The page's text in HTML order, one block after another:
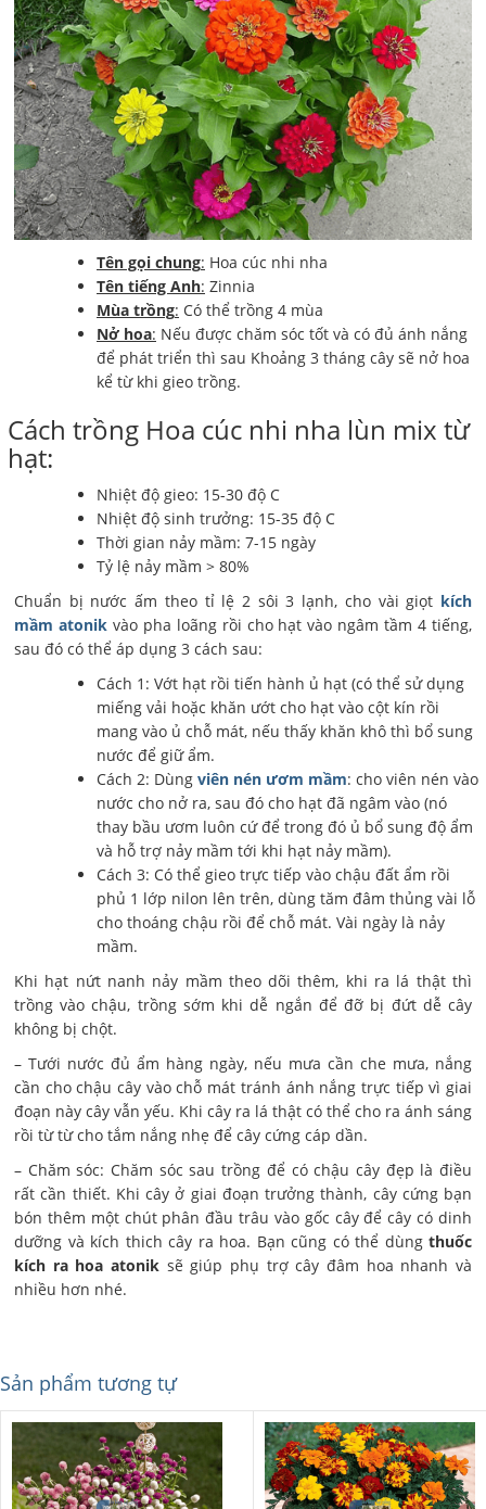
Tên gọi chung: Hoa cúc nhi nha
Tên tiếng Anh: Zinnia
Mùa trồng: Có thể trồng 4 mùa
Nở hoa: Nếu được chăm sóc tốt và có đủ ánh nắng
để phát triển thì sau Khoảng 3 tháng cây sẽ nở hoa
kể từ khi gieo trồng.
Cách trồng Hoa cúc nhi nha lùn mix từ
hạt:
Nhiệt độ gieo: 15-30 độ C
Nhiệt độ sinh trưởng: 15-35 độ C
Thời gian nảy mầm: 7-15 ngày
Tỷ lệ nảy mầm > 80%
Chuẩn bị nước ấm theo tỉ lệ 2 sôi 3 lạnh, cho vài giọt kích
mầm atonikvào pha loãng rồi cho hạt vào ngâm tầm 4 tiếng,
sau đó có thể áp dụng 3 cách sau:
Cách 1: Vớt hạt rồi tiến hành ủ hạt (có thể sử dụng
miếng vải hoặc khăn ướt cho hạt vào cột kín rồi
mang vào ủ chỗ mát, nếu thấy khăn khô thì bổ sung
nước để giữ ẩm.
Cách 2: Dùng viên nén ươm mầm: cho viên nén vào
nước cho nở ra, sau đó cho hạt đã ngâm vào (nó
thay bầu ươm luôn cứ để trong đó ủ bổ sung độ ẩm
và hỗ trợ nảy mầm tới khi hạt nảy mầm).
Cách 3: Có thể gieo trực tiếp vào chậu đất ẩm rồi
phủ 1 lớp nilon lên trên, dùng tăm đâm thủng vài lỗ
cho thoáng chậu rồi để chỗ mát. Vài ngày là nảy
mầm.
Khi hạt nứt nanh nảy mầm theo dõi thêm, khi ra lá thật thì
trồng vào chậu, trồng sớm khi dễ ngắn để đỡ bị đứt dễ cây
không bị chột.
– Tưới nước đủ ẩm hàng ngày, nếu mưa cần che mưa, nắng
cần cho chậu cây vào chỗ mát tránh ánh nắng trực tiếp vì giai
đoạn này cây vẫn yếu. Khi cây ra lá thật có thể cho ra ánh sáng
rồi từ từ cho tắm nắng nhẹ để cây cứng cáp dần.
– Chăm sóc: Chăm sóc sau trồng để có chậu cây đẹp là điều
rất cần thiết. Khi cây ở giai đoạn trưởng thành, cây cứng bạn
bón thêm một chút phân đầu trâu vào gốc cây để cây có dinh
dưỡng và kích thich cây ra hoa. Bạn cũng có thể dùng thuốc
kích ra hoa atonik sẽ giúp phụ trợ cây đâm hoa nhanh và
nhiều hơn nhé.
Sản phẩm tương tự